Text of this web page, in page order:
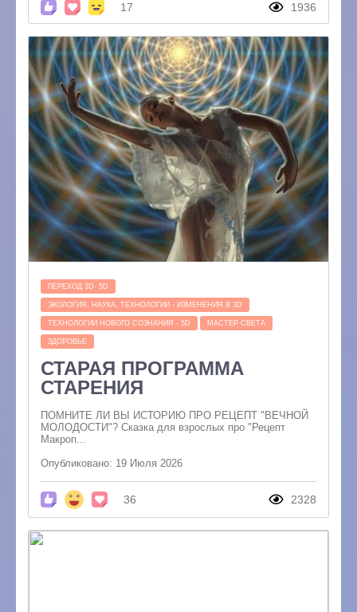
17 1936
ПЕРЕХОД 3D- 5D
ЭКОЛОГИЯ, НАУКА, ТЕХНОЛОГИИ - ИЗМЕНЕНИЯ В 3D
ТЕХНОЛОГИИ НОВОГО СОЗНАНИЯ - 5D МАСТЕР СВЕТА
ЗДОРОВЬЕ
СТАРАЯ ПРОГРАММА
СТАРЕНИЯ
ПОМНИТЕ ЛИ ВЫ ИСТОРИЮ ПРО РЕЦЕПТ "ВЕЧНОЙ
МОЛОДОСТИ"? Сказка для взрослых про "Рецепт
Макроп...
Опубликовано: 19 Июля 2026
36 2328